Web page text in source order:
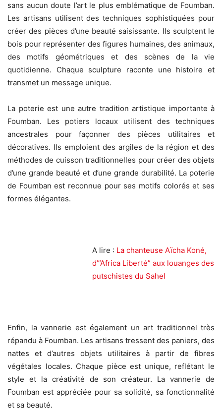
sans aucun doute l’art le plus emblématique de Foumban.
Les artisans utilisent des techniques sophistiquées pour
créer des pièces d’une beauté saisissante. Ils sculptent le
bois pour représenter des figures humaines, des animaux,
des motifs géométriques et des scènes de la vie
quotidienne. Chaque sculpture raconte une histoire et
transmet un message unique.
La poterie est une autre tradition artistique importante à
Foumban. Les potiers locaux utilisent des techniques
ancestrales pour façonner des pièces utilitaires et
décoratives. Ils emploient des argiles de la région et des
méthodes de cuisson traditionnelles pour créer des objets
d’une grande beauté et d’une grande durabilité. La poterie
de Foumban est reconnue pour ses motifs colorés et ses
formes élégantes.
A lire : La chanteuse Aïcha Koné,
d’”Africa Liberté” aux louanges des
putschistes du Sahel
Enfin, la vannerie est également un art traditionnel très
répandu à Foumban. Les artisans tressent des paniers, des
nattes et d’autres objets utilitaires à partir de fibres
végétales locales. Chaque pièce est unique, reflétant le
style et la créativité de son créateur. La vannerie de
Foumban est appréciée pour sa solidité, sa fonctionnalité
et sa beauté.